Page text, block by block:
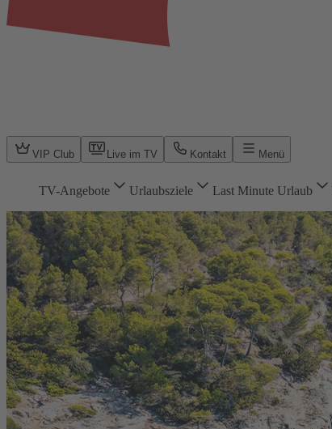
VIP Club Live im TV Kontakt Menü
TV-Angebote Urlaubsziele Last Minute Urlaub